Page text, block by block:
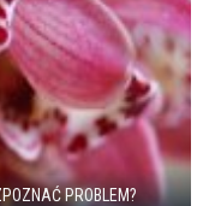
PROBLEM?